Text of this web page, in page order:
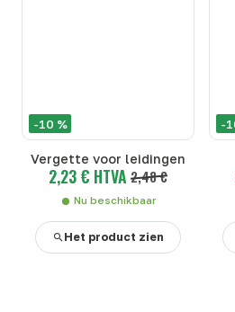
-10 %
Vergette voor leidingen
2,23 € HTVA 2,48 €
Nu beschikbaar
Het product zien
-